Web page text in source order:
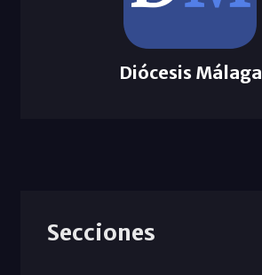
Diócesis Málaga
Secciones